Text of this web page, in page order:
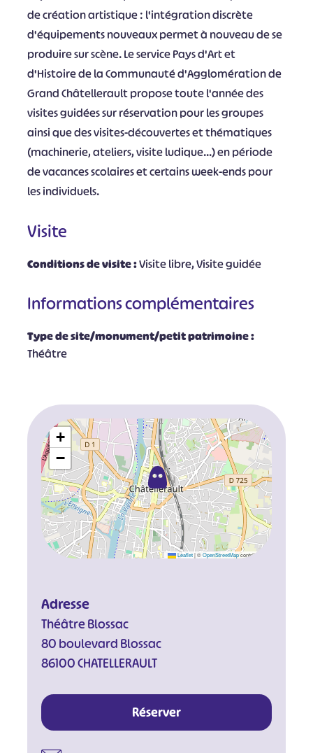
de création artistique : l'intégration discrète
d'équipements nouveaux permet à nouveau de se
produire sur scène. Le service Pays d'Art et
d'Histoire de la Communauté d'Agglomération de
Grand Châtellerault propose toute l'année des
visites guidées sur réservation pour les groupes
ainsi que des visites-découvertes et thématiques
(machinerie, ateliers, visite ludique...) en période
de vacances scolaires et certains week-ends pour
les individuels.
Visite
Conditions de visite :Visite libre, Visite guidée
Informations complémentaires
Type de site/monument/petit patrimoine :
Théâtre
+
−
Leaflet |©OpenStreetMapcontributors
Adresse
Théâtre Blossac
80 boulevard Blossac
86100 CHATELLERAULT
Réserver